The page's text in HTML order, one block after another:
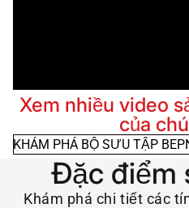
Xem nhiều video
của
KHÁM PHÁ BỘ SƯU TẬP
Đặc điểm
Khám phá chi tiết các